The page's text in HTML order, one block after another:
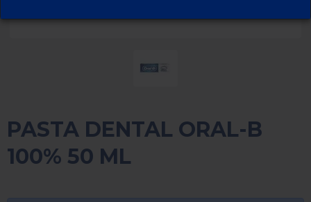
PASTA DENTAL ORAL-B
100% 50 ML